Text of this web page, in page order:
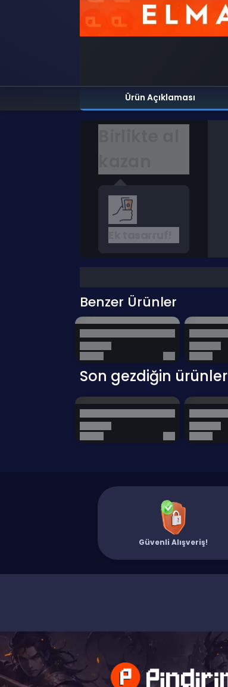
Ürün Açıklaması
Benzer Ürünler
Son gezdiğin ürünler
Güvenli Alışveriş!